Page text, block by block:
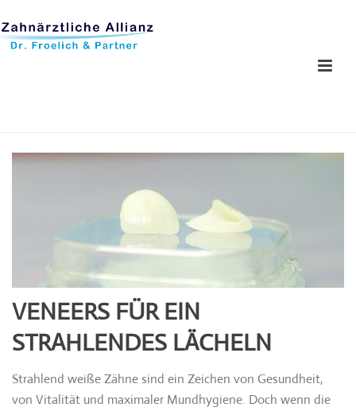
VENEERS FÜR EIN
STRAHLENDES LÄCHELN
Strahlend weiße Zähne sind ein Zeichen von Gesundheit,
von Vitalität und maximaler Mundhygiene. Doch wenn die